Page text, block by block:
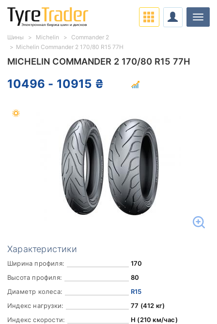
MICHELIN COMMANDER 2 170/80 R15 77H
10496 - 10915 ₴
Характеристики
Ширина профиля:
170
Высота профиля:
80
Диаметр колеса:
R15
Индекс нагрузки:
77 (412 кг)
Индекс скорости:
H (210 км/час)
Шины Michelin
Commander 2
Michelin Commander 2 170/80 R15 77H